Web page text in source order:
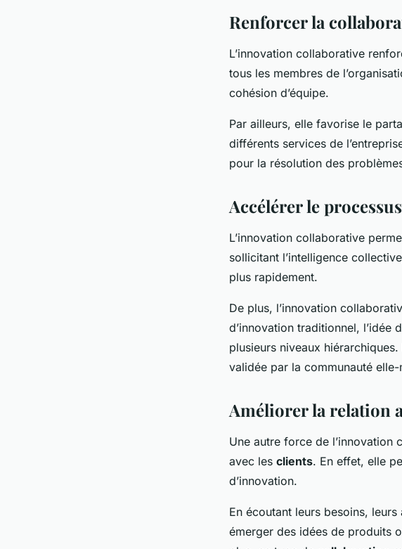
Renforcer la
L’innovation collaborative
tous les membres de
cohésion d’équipe.
Par ailleurs, elle favorise le
différents services de
pour la résolution des
Accélérer le
L’innovation collaborative
sollicitant l’intelligence
plus rapidement.
De plus, l’innovation
d’innovation traditionnel, l’idée
plusieurs niveaux
validée par la communauté
Améliorer la relation
Une autre force de l’innovation
avec les clients. En effet, elle
d’innovation.
En écoutant leurs besoins,
émerger des idées de produits